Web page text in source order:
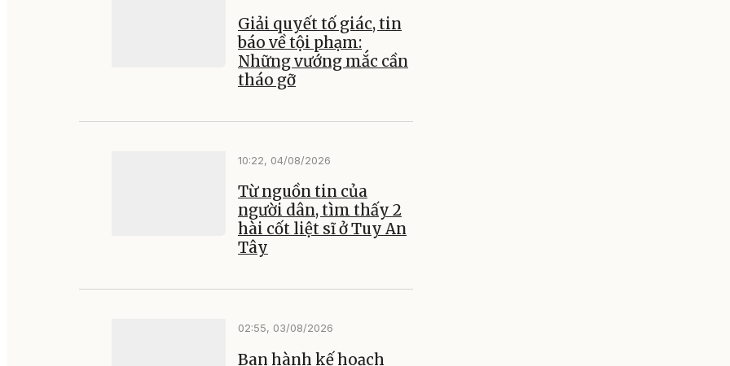
Giải quyết tố giác, tin
báo về tội phạm:
Những vướng mắc cần
tháo gỡ
10:22, 04/08/2026
Từ nguồn tin của
người dân, tìm thấy 2
hài cốt liệt sĩ ở Tuy An
Tây
02:55, 03/08/2026
Ban hành kế hoạch